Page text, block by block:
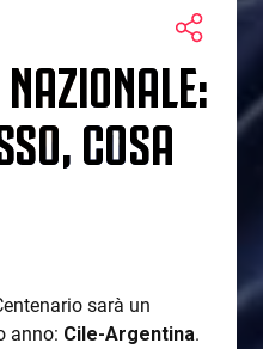
COSA
sarà un
anno: Cile-Argentina.